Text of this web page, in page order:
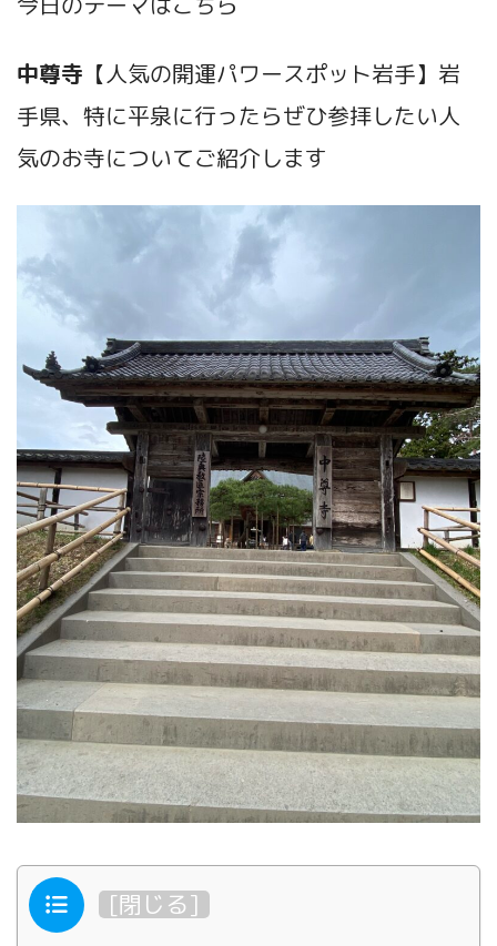
中尊寺 【人気の開運パワースポット岩手】岩
手県、特に平泉に行ったらぜひ参拝したい人
気のお寺についてご紹介します
目次 [閉じる]